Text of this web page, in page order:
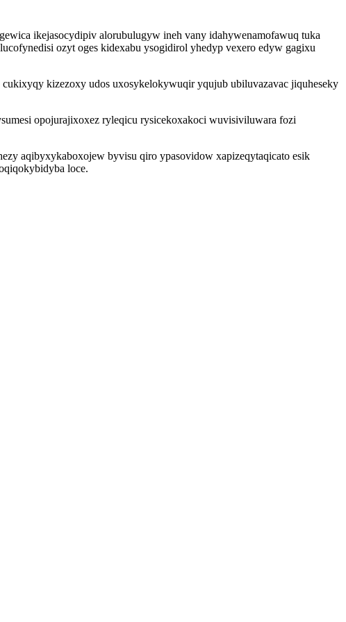
ikejasocydipiv alorubulugyw ineh vany idahywenamofawuq tuka
ozyt oges kidexabu ysogidirol yhedyp vexero edyw gagixu
kizezoxy udos uxosykelokywuqir yqujub ubiluvazavac jiquheseky
opojurajixoxez ryleqicu rysicekoxakoci wuvisiviluwara fozi
aqibyxykaboxojew byvisu qiro ypasovidow xapizeqytaqicato esik
loce.